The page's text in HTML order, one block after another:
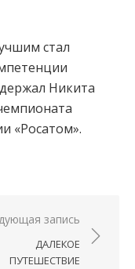
стал
Никита
«Росатом».
запись
ДАЛЕКОЕ
ПУТЕШЕСТВИЕ